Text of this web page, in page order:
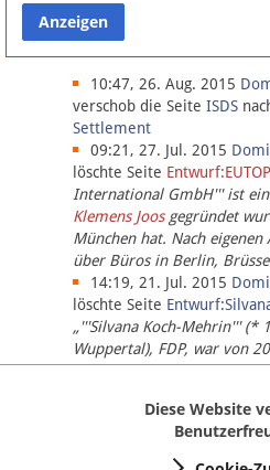
Datenschutz
Über Lobbypedia
Impressum
10:47, 26. Aug. 2015
verschob die Seite ISDS
Settlement
09:21, 27. Jul. 2015
löschte Seite Entwurf:EUTOP
International GmbH''' ist
Klemens Joosgegründet
München hat. Nach
über Büros in Berlin,
14:19, 21. Jul. 2015
löschte Seite
„'''Silvana Koch-Mehrin''' (*
Wuppertal), FDP, war von
Europäischen Parlaments,
Diese Website